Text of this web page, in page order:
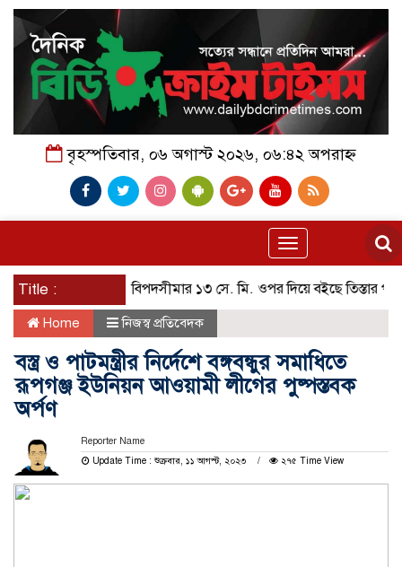
বৃহস্পতিবার, ০৬ অগাস্ট ২০২৬, ০৬:৪২ অপরাহ্ন
Toggle
navigation
Title : বিপদসীমার ১৩ সে. মি. ওপর দিয়ে বইছে তিস্তার পানি
Home নিজস্ব প্রতিবেদক
বস্ত্র ও পাটমন্ত্রীর নির্দেশে বঙ্গবন্ধুর সমাধিতে
রূপগঞ্জ ইউনিয়ন আওয়ামী লীগের পুষ্পস্তবক
অর্পণ
Reporter Name
Update Time : শুক্রবার, ১১ আগস্ট, ২০২৩
২৭৫ Time View